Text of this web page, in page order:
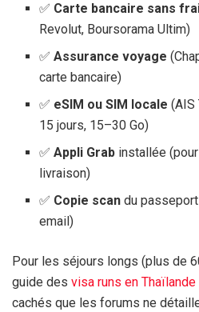
✅ Carte bancaire sans
Revolut, Boursorama Ultim)
✅Assurance voyage
carte bancaire)
✅ eSIM ou SIM locale (AIS
15 jours, 15–30 Go)
✅Appli Grab installée
livraison)
✅ Copie scan du
email)
Pour les séjours longs (plus de
guide des visa runs en Thaïlande
cachés que les forums ne